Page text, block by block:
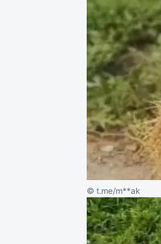
© t.me/m**ak